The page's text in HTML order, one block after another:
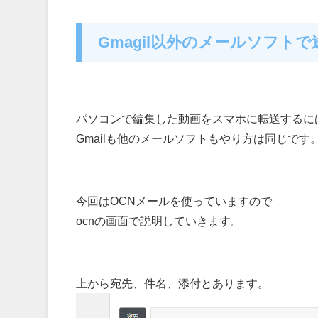
Gmagil以外のメールソフトで
パソコンで編集した動画をスマホに転送するに
Gmailも他のメールソフトもやり方は同じです。
今回はOCNメールを使っていますので
ocnの画面で説明していきます。
上から宛先、件名、添付とあります。